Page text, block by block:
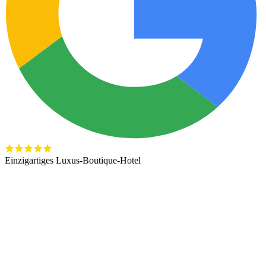
Einzigartiges Luxus-Boutique-Hotel